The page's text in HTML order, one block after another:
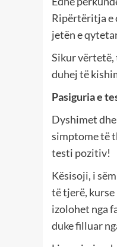
Ripërtëritja e
jetën e
Sikur vërtetë,
duhej të
Pasiguria e
Dyshimet
simptome të
testi pozitiv!
Kësisoji, i
të tjerë,
izolohet nga
duke filluar